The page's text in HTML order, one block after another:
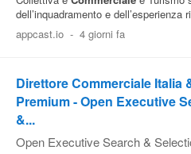
dell’inquadramento e dell’esperienza
appcast.io - 4 giorni fa
Direttore Commerciale Italia
Premium - Open Executive
&...
Open Executive Search &